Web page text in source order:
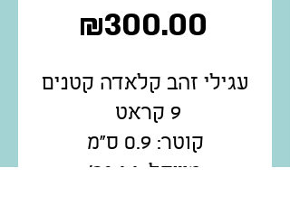
₪300.00
עגילי זהב קלאדה קטנים
9 קראט
קוטר: 0.9 ס"מ
משקל: 1.1 גר'